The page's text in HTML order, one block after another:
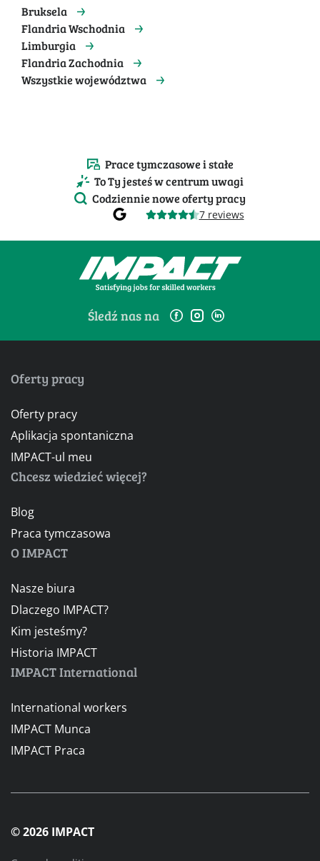
Bruksela
Flandria Wschodnia
Limburgia
Flandria Zachodnia
Wszystkie województwa
Prace tymczasowe i stałe
To Ty jesteś w centrum uwagi
Codziennie nowe oferty pracy
7 reviews
Śledź nas na
Oferty pracy
Oferty pracy
Aplikacja spontaniczna
IMPACT-ul meu
Chcesz wiedzieć więcej?
Blog
Praca tymczasowa
O IMPACT
Nasze biura
Dlaczego IMPACT?
Kim jesteśmy?
Historia IMPACT
IMPACT International
International workers
IMPACT Munca
IMPACT Praca
© 2026 IMPACT